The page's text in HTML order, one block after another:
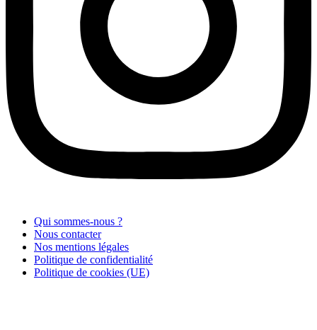
Qui sommes-nous ?
Nous contacter
Nos mentions légales
Politique de confidentialité
Politique de cookies (UE)